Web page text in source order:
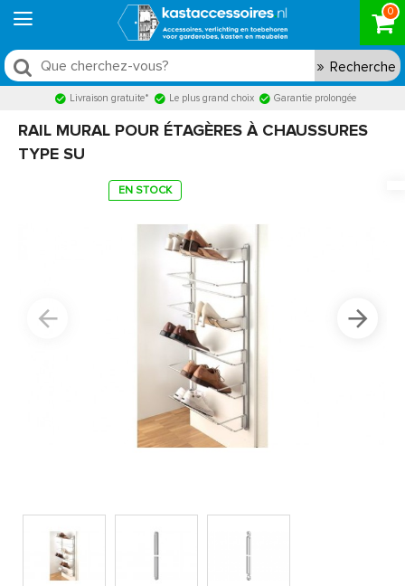
0
Recherche
Livraison gratuite* Le plus grand choix Garantie prolongée
RAIL MURAL POUR ÉTAGÈRES À CHAUSSURES
TYPE SU
EN STOCK